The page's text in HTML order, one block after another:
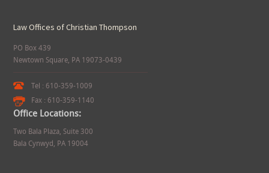
Law Offices of Christian Thompson
PO Box 439
Newtown Square, PA 19073-0439
Tel : 610-359-1009
Fax : 610-359-1140
Office Locations:
Two Bala Plaza, Suite 300
Bala Cynwyd, PA 19004